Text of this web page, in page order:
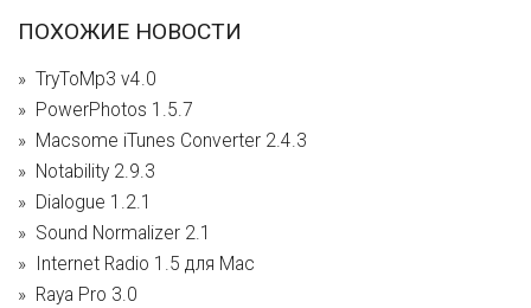
ПОХОЖИЕ НОВОСТИ
TryToMp3 v4.0
PowerPhotos 1.5.7
Macsome iTunes Converter 2.4.3
Notability 2.9.3
Dialogue 1.2.1
Sound Normalizer 2.1
Internet Radio 1.5 для Mac
Raya Pro 3.0